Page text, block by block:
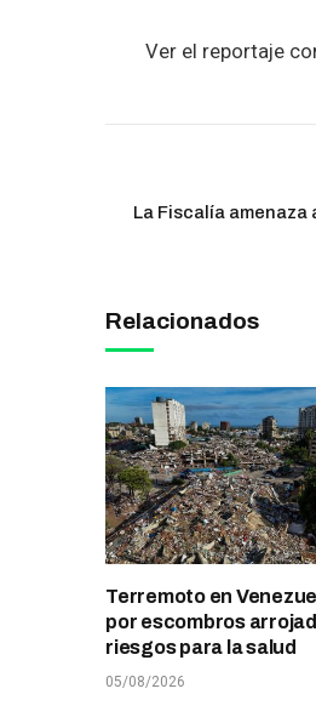
Ver el reportaje
La Fiscalía
Relacionados
Terremoto en
por escombros
riesgos para la salud
05/08/2026